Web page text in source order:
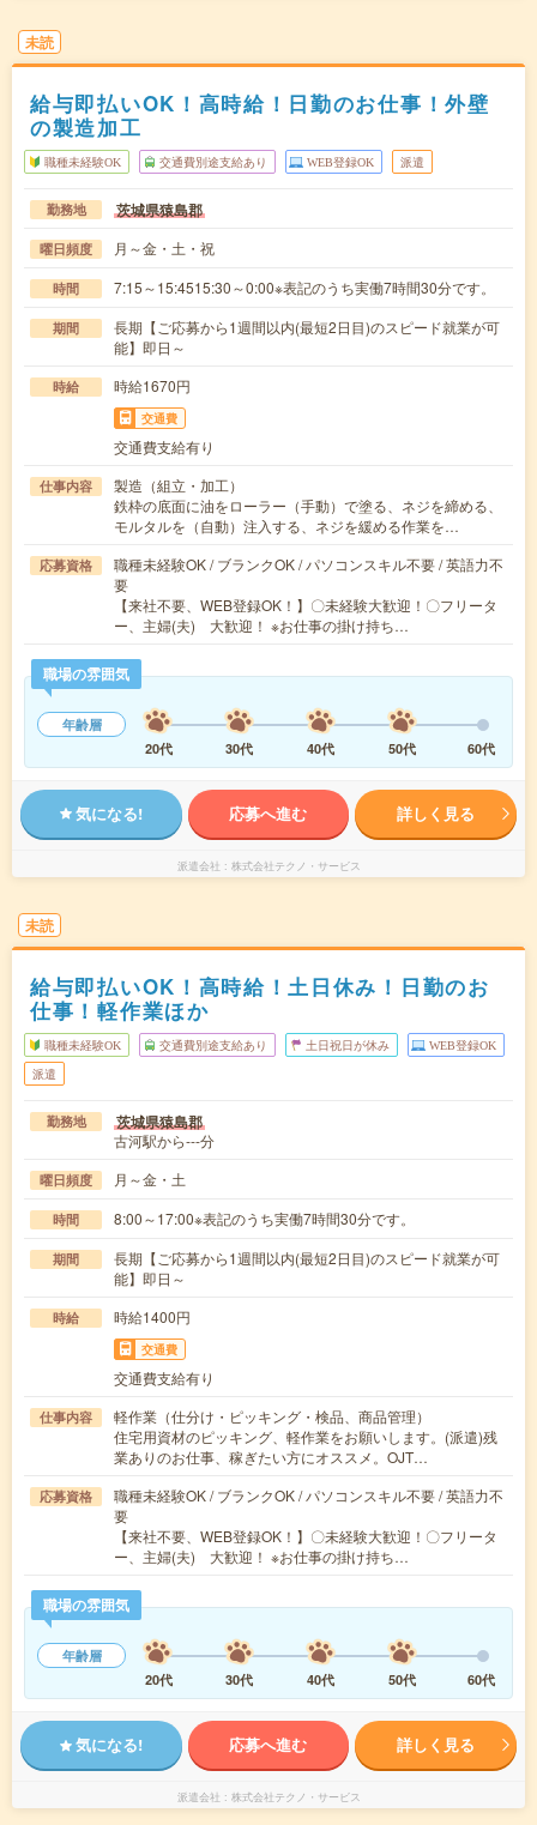
未読
給与即払いOK！高時給！日勤のお仕事！外壁
の製造加工
職種未経験OK 交通費別途支給あり WEB登録OK 派遣
勤務地 茨城県猿島郡
曜日頻度 月～金・土・祝
時間 7:15～15:4515:30～0:00※表記のうち実働7時間30分です。
期間
長期【ご応募から1週間以内(最短2日目)のスピード就業が可
能】即日～
時給 時給1670円
交通費
交通費支給有り
仕事内容
製造（組立・加工）
鉄枠の底面に油をローラー（手動）で塗る、ネジを締める、
モルタルを（自動）注入する、ネジを緩める作業を…
応募資格
職種未経験OK / ブランクOK / パソコンスキル不要 / 英語力不
要
【来社不要、WEB登録OK！】〇未経験大歓迎！〇フリータ
ー、主婦(夫) 大歓迎！ ※お仕事の掛け持ち…
職場の雰囲気
年齢層
20代
30代 40代 50代 60代
気になる! 応募へ進む 詳しく見る
派遣会社 株式会社テクノ・サービス
未読
給与即払いOK！高時給！土日休み！日勤のお
仕事！軽作業ほか
職種未経験OK 交通費別途支給あり 土日祝日が休み WEB登録OK
派遣
勤務地 茨城県猿島郡
古河駅から---分
曜日頻度 月～金・土
時間 8:00～17:00※表記のうち実働7時間30分です。
期間
長期【ご応募から1週間以内(最短2日目)のスピード就業が可
能】即日～
時給 時給1400円
交通費
交通費支給有り
仕事内容
軽作業（仕分け・ピッキング・検品、商品管理）
住宅用資材のピッキング、軽作業をお願いします。(派遣)残
業ありのお仕事、稼ぎたい方にオススメ。OJT…
応募資格
職種未経験OK / ブランクOK / パソコンスキル不要 / 英語力不
要
【来社不要、WEB登録OK！】〇未経験大歓迎！〇フリータ
ー、主婦(夫) 大歓迎！ ※お仕事の掛け持ち…
職場の雰囲気
年齢層
20代
30代 40代 50代 60代
気になる! 応募へ進む 詳しく見る
派遣会社 株式会社テクノ・サービス